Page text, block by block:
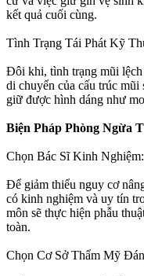
kết quả cuối cùng.
Tình Trạng Tái Phát Kỹ
Đôi khi, tình trạng mũi lệch
di chuyển của cấu trúc mũi
giữ được hình dáng như
Biện Pháp Phòng Ngừa
Chọn Bác Sĩ Kinh Nghiệm:
Để giảm thiểu nguy cơ
có kinh nghiệm và uy tín
môn sẽ thực hiện phẫu
toàn.
Chọn Cơ Sở Thẩm Mỹ